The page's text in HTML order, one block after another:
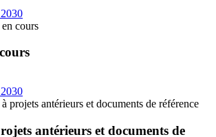
cours
projets antérieurs et documents de référence
antérieurs et documents de